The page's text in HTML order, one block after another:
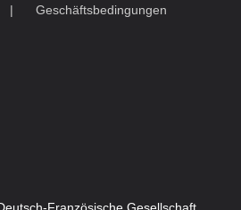
Geschäftsbedingungen
Französische Gesellschaft